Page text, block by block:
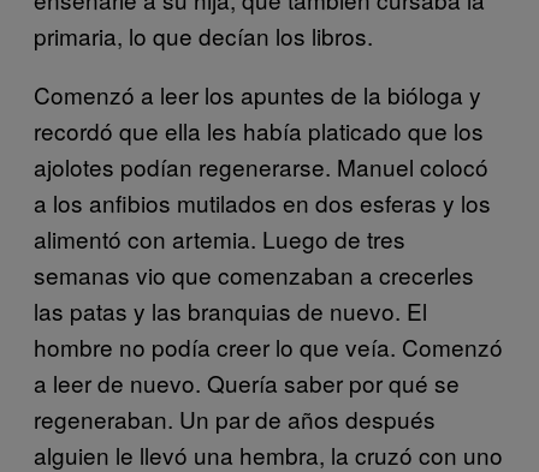
primaria, lo que decían los libros.
Comenzó a leer los apuntes de la bióloga y
recordó que ella les había platicado que los
ajolotes podían regenerarse. Manuel colocó
a los anfibios mutilados en dos esferas y los
alimentó con artemia. Luego de tres
semanas vio que comenzaban a crecerles
las patas y las branquias de nuevo. El
hombre no podía creer lo que veía. Comenzó
a leer de nuevo. Quería saber por qué se
regeneraban. Un par de años después
alguien le llevó una hembra, la cruzó con uno